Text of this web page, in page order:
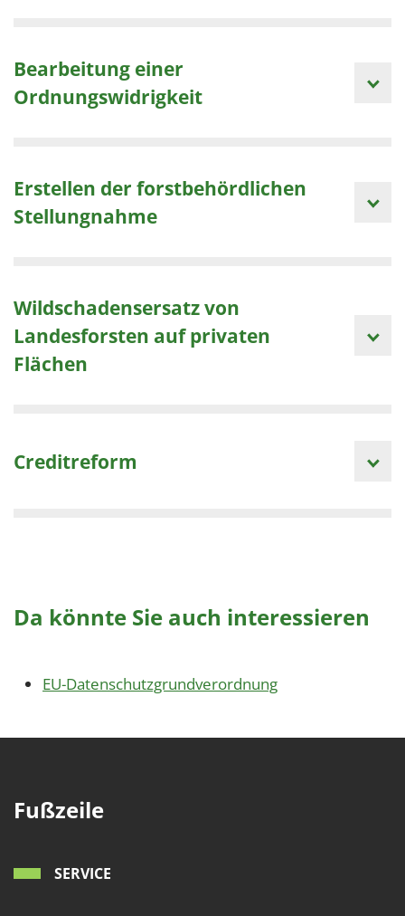
Bearbeitung einer
Ordnungswidrigkeit
Erstellen der forstbehördlichen
Stellungnahme
Wildschadensersatz von
Landesforsten auf privaten
Flächen
Creditreform
Da könnte Sie auch interessieren
EU-Datenschutzgrundverordnung
Fußzeile
SERVICE